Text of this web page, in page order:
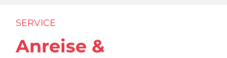
SERVICE
Anreise &